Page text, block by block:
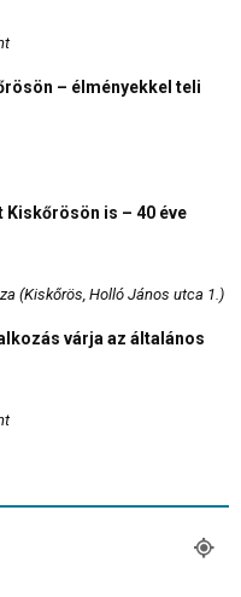
– élményekkel teli
is – 40 éve
(Kiskőrös, Holló János utca 1.)
várja az általános